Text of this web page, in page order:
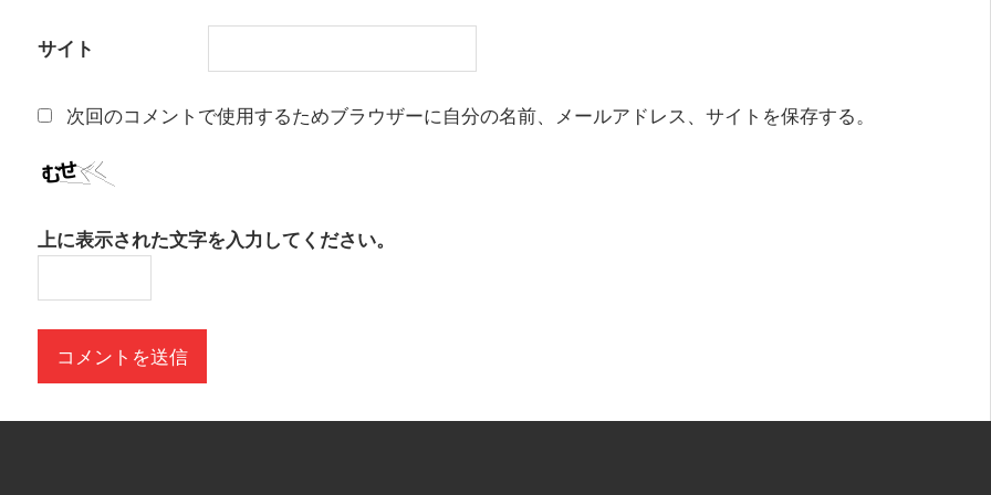
サイト
次回のコメントで使用するためブラウザーに自分の名前、メールアドレス、サイトを保存する。
上に表示された文字を入力してください。